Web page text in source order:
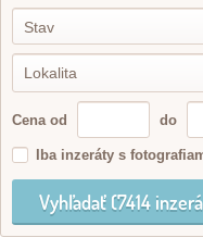
Stav
Cena od do
Iba inzeráty s